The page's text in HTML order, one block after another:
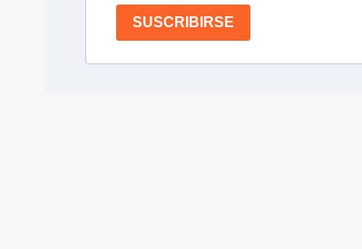
SUSCRIBIRSE